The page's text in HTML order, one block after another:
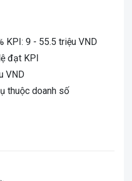
KPI: 9 - 55.5 triệu VND
đạt KPI
VND
thuộc doanh số